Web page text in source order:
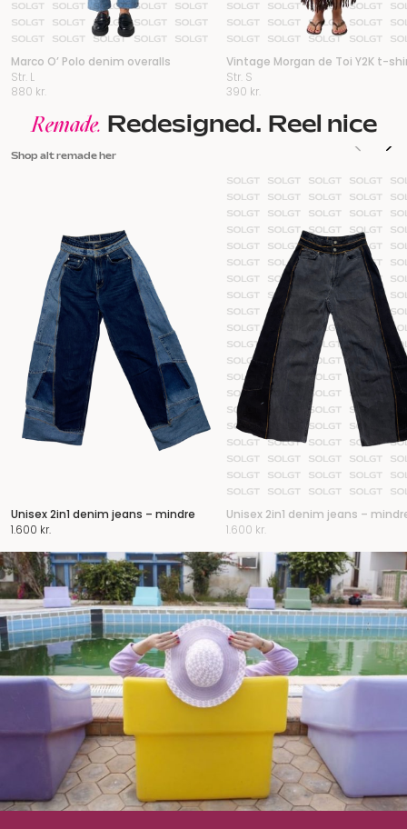
Marco O’ Polo denim overalls
Str. L
880 kr.
Vintage Morgan de Toi Y2K t-
Str. S
390 kr.
Remade. Redesigned. Reel nice
Shop alt remade her
Unisex 2in1 denim jeans – mindre
1.600 kr.
Unisex 2in1 denim jeans –
1.600 kr.